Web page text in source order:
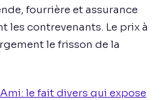
fourrière et assurance
les contrevenants. Le prix à
le frisson de la
le fait divers qui expose